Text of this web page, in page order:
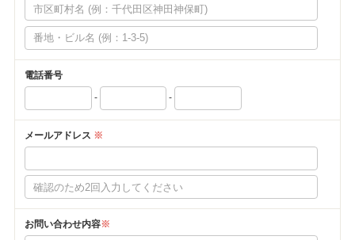
電話番号
- -
メールアドレス ※
お問い合わせ内容※